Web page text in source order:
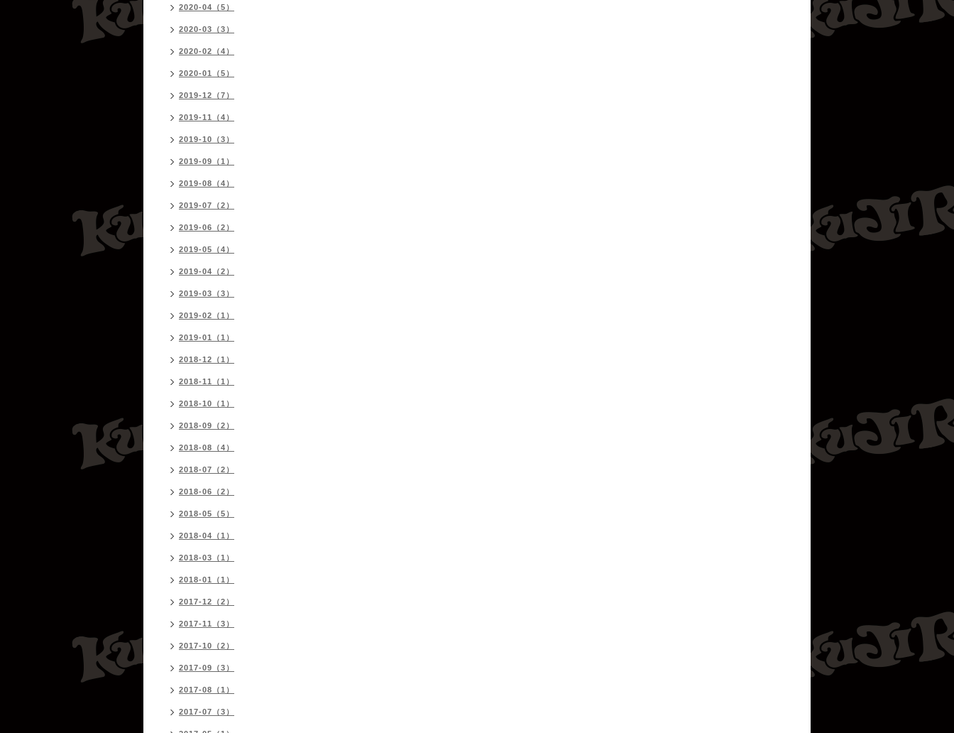
2020-04（5）
2020-03（3）
2020-02（4）
2020-01（5）
2019-12（7）
2019-11（4）
2019-10（3）
2019-09（1）
2019-08（4）
2019-07（2）
2019-06（2）
2019-05（4）
2019-04（2）
2019-03（3）
2019-02（1）
2019-01（1）
2018-12（1）
2018-11（1）
2018-10（1）
2018-09（2）
2018-08（4）
2018-07（2）
2018-06（2）
2018-05（5）
2018-04（1）
2018-03（1）
2018-01（1）
2017-12（2）
2017-11（3）
2017-10（2）
2017-09（3）
2017-08（1）
2017-07（3）